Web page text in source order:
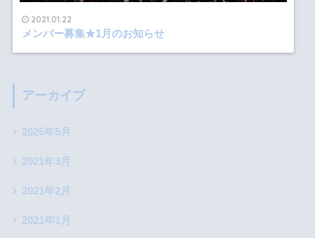
2021.01.22
メンバー募集★1月のお知らせ
アーカイブ
2025年5月
2021年3月
2021年2月
2021年1月